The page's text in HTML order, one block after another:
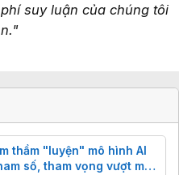
suy luận của chúng tôi
thầm "luyện" mô hình AI
số, tham vọng vượt mặt